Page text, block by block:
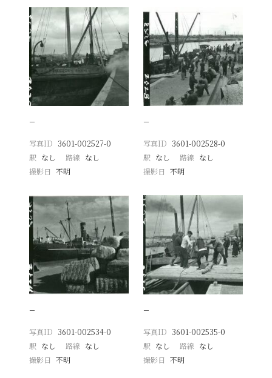
−
写真ID 3601-002527-0
駅 なし 路線 なし
撮影日
不明
−
写真ID 3601-002528-0
駅 なし 路線 なし
撮影日 不明
−
写真ID 3601-002534-0
駅 なし 路線 なし
撮影日
不明
−
写真ID 3601-002535-0
駅 なし 路線 なし
撮影日 不明